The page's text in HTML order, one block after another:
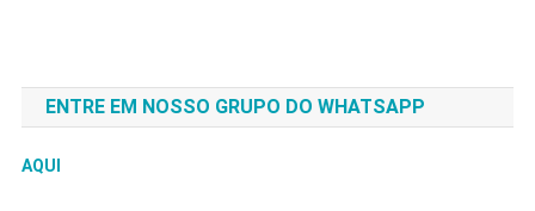
ENTRE EM NOSSO GRUPO DO WHATSAPP
AQUI